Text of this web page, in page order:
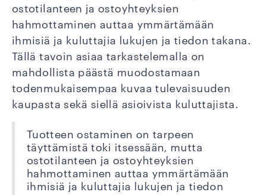
ostotilanteen ja ostoyhteyksien
hahmottaminen auttaa ymmärtämään
ihmisiä ja kuluttajia lukujen ja tiedon takana.
Tällä tavoin asiaa tarkastelemalla on
mahdollista päästä muodostamaan
todenmukaisempaa kuvaa tulevaisuuden
kaupasta sekä siellä asioivista kuluttajista.
Tuotteen ostaminen on tarpeen
täyttämistä toki itsessään, mutta
ostotilanteen ja ostoyhteyksien
hahmottaminen auttaa ymmärtämään
ihmisiä ja kuluttajia lukujen ja tiedon